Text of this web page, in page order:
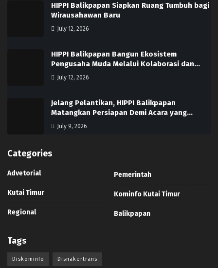
HIPPI Balikpapan Siapkan Ruang Tumbuh bagi
Wirausahawan Baru
July 12, 2026
HIPPI Balikpapan Bangun Ekosistem
Pengusaha Muda Melalui Kolaborasi dan…
July 12, 2026
Jelang Pelantikan, HIPPI Balikpapan
Matangkan Persiapan Demi Acara yang…
July 9, 2026
Categories
Advetorial
Kutai Timur
Regional
Pemerintah
Kominfo Kutai Timur
Balikpapan
Tags
Diskominfo Disnakertrans